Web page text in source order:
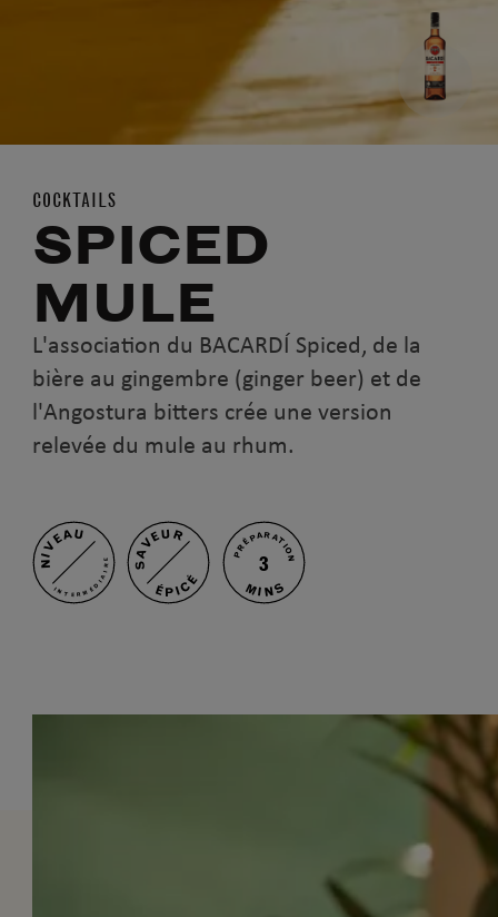
COCKTAILS
SPICED
MULE
L'association du BACARDÍ Spiced, de la
bière au gingembre (ginger beer) et de
l'Angostura bitters crée une version
relevée du mule au rhum.
NIVEAU
INTERMÉDIAIRE
SAVEUR
ÉPICÉ
PRÉPARATION
3
MINS